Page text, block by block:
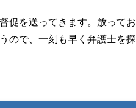
促を送ってきます。放ってお
ので、一刻も早く弁護士を探